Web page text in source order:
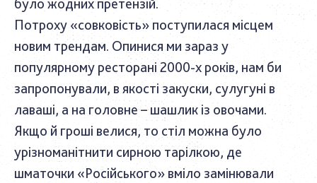
Потроху «совковість» поступилася місцем
новим трендам. Опинися ми зараз у
популярному ресторані 2000-х років, нам би
запропонували, в якості закуски, сулугуні в
лаваші, а на головне – шашлик із овочами.
Якщо й гроші велися, то стіл можна було
урізноманітнити сирною тарілкою, де
шматочки «Російського» вміло замінювали